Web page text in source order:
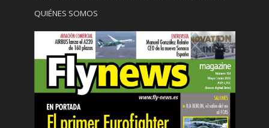
QUIÉNES SOMOS